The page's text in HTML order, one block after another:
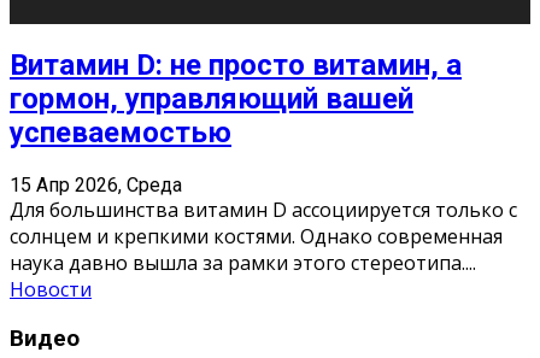
Витамин D: не просто витамин, а
гормон, управляющий вашей
успеваемостью
15 Апр 2026, Среда
Для большинства витамин D ассоциируется только с
солнцем и крепкими костями. Однако современная
наука давно вышла за рамки этого стереотипа....
Новости
Видео